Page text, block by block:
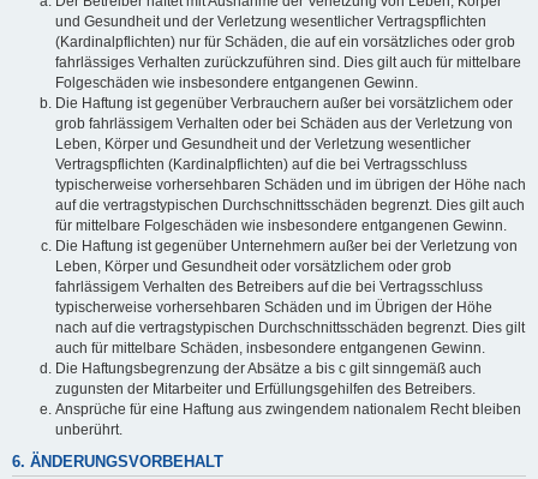
und Gesundheit und der Verletzung wesentlicher Vertragspflichten
(Kardinalpflichten) nur für Schäden, die auf ein vorsätzliches oder grob
fahrlässiges Verhalten zurückzuführen sind. Dies gilt auch für mittelbare
Folgeschäden wie insbesondere entgangenen Gewinn.
Die Haftung ist gegenüber Verbrauchern außer bei vorsätzlichem oder
grob fahrlässigem Verhalten oder bei Schäden aus der Verletzung von
Leben, Körper und Gesundheit und der Verletzung wesentlicher
Vertragspflichten (Kardinalpflichten) auf die bei Vertragsschluss
typischerweise vorhersehbaren Schäden und im übrigen der Höhe nach
auf die vertragstypischen Durchschnittsschäden begrenzt. Dies gilt auch
für mittelbare Folgeschäden wie insbesondere entgangenen Gewinn.
Die Haftung ist gegenüber Unternehmern außer bei der Verletzung von
Leben, Körper und Gesundheit oder vorsätzlichem oder grob
fahrlässigem Verhalten des Betreibers auf die bei Vertragsschluss
typischerweise vorhersehbaren Schäden und im Übrigen der Höhe
nach auf die vertragstypischen Durchschnittsschäden begrenzt. Dies gilt
auch für mittelbare Schäden, insbesondere entgangenen Gewinn.
Die Haftungsbegrenzung der Absätze a bis c gilt sinngemäß auch
zugunsten der Mitarbeiter und Erfüllungsgehilfen des Betreibers.
Ansprüche für eine Haftung aus zwingendem nationalem Recht bleiben
unberührt.
6. ÄNDERUNGSVORBEHALT